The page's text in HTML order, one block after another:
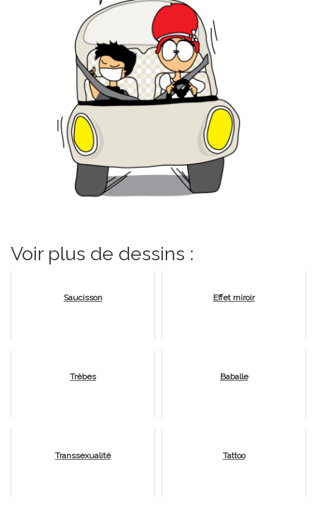
Voir plus de dessins :
Saucisson Effet miroir
Trèbes Baballe
Transsexualité Tattoo